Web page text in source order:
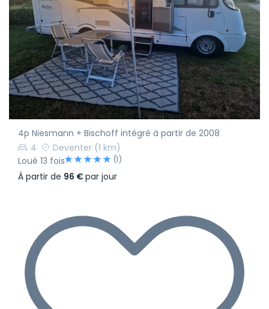
4p Niesmann + Bischoff intégré à partir de 2008
4
Deventer (1 km)
Loué 13 fois
(1)
À partir de 96 €par jour